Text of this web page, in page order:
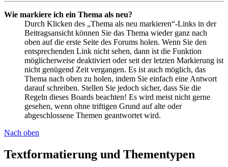
Wie markiere ich ein Thema als neu?
Durch Klicken des „Thema als neu markieren“-Links in der
Beitragsansicht können Sie das Thema wieder ganz nach
oben auf die erste Seite des Forums holen. Wenn Sie den
entsprechenden Link nicht sehen, dann ist die Funktion
möglicherweise deaktiviert oder seit der letzten Markierung ist
nicht genügend Zeit vergangen. Es ist auch möglich, das
Thema nach oben zu holen, indem Sie einfach eine Antwort
darauf schreiben. Stellen Sie jedoch sicher, dass Sie die
Regeln dieses Boards beachten! Es wird meist nicht gerne
gesehen, wenn ohne triftigen Grund auf alte oder
abgeschlossene Themen geantwortet wird.
Nach oben
Textformatierung und Thementypen